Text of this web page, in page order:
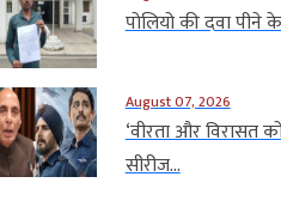
पोलियो की दवा पीने
August 07, 2026
‘वीरता और विरासत
सीरीज...